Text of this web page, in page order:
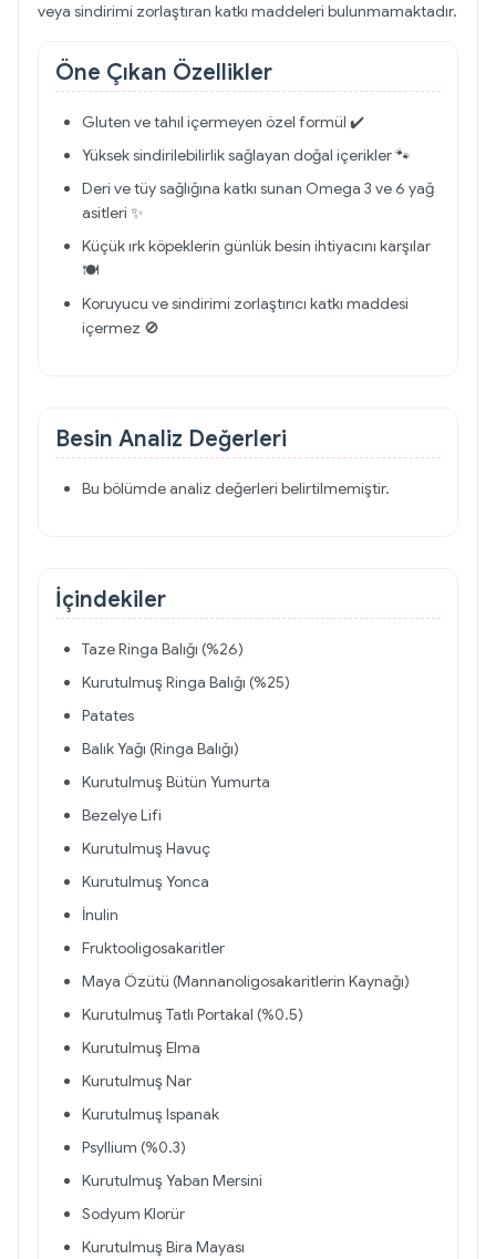
veya sindirimi zorlaştıran katkı maddeleri bulunmamaktadır.
Öne Çıkan Özellikler
Gluten ve tahıl içermeyen özel formül ✔️
Yüksek sindirilebilirlik sağlayan doğal içerikler 🐾
Deri ve tüy sağlığına katkı sunan Omega 3 ve 6 yağ
asitleri ✨
Küçük ırk köpeklerin günlük besin ihtiyacını karşılar
🍽️
Koruyucu ve sindirimi zorlaştırıcı katkı maddesi
içermez 🚫
Besin Analiz Değerleri
Bu bölümde analiz değerleri belirtilmemiştir.
İçindekiler
Taze Ringa Balığı (%26)
Kurutulmuş Ringa Balığı (%25)
Patates
Balık Yağı (Ringa Balığı)
Kurutulmuş Bütün Yumurta
Bezelye Lifi
Kurutulmuş Havuç
Kurutulmuş Yonca
İnulin
Fruktooligosakaritler
Maya Özütü (Mannanoligosakaritlerin Kaynağı)
Kurutulmuş Tatlı Portakal (%0.5)
Kurutulmuş Elma
Kurutulmuş Nar
Kurutulmuş Ispanak
Psyllium (%0.3)
Kurutulmuş Yaban Mersini
Sodyum Klorür
Kurutulmuş Bira Mayası